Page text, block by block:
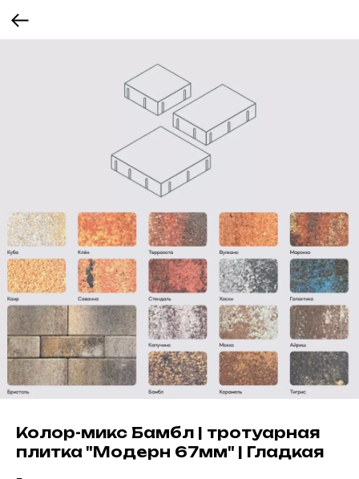
Колор-микс Бамбл | тротуарная
плитка "Модерн 67мм" | Гладкая